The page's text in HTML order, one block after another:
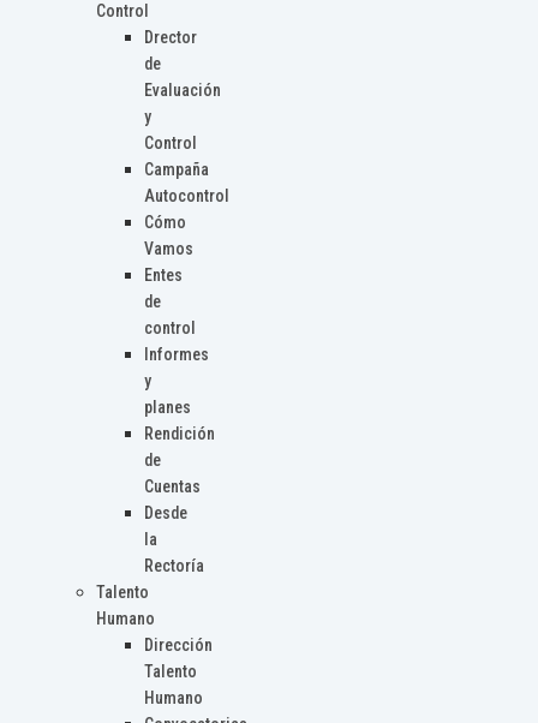
Control
Drector
de
Evaluación
y
Control
Campaña
Autocontrol
Cómo
Vamos
Entes
de
control
Informes
y
planes
Rendición
de
Cuentas
Desde
la
Rectoría
Talento
Humano
Dirección
Talento
Humano